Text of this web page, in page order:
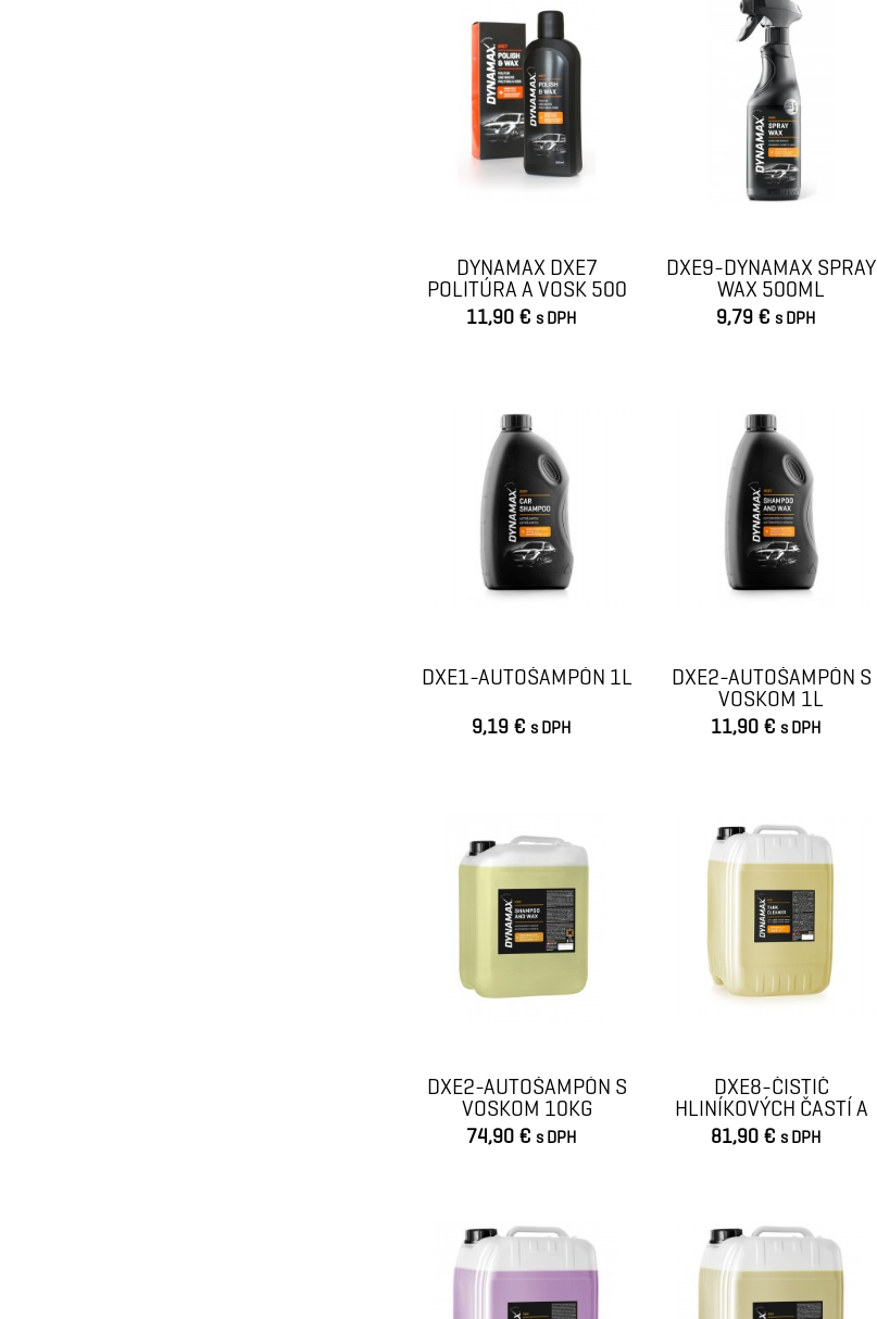
DYNAMAX DXE7
POLITÚRA A VOSK 500
ML
11,90 € s DPH
DXE9-DYNAMAX SPRAY
WAX 500ML
9,79 € s DPH
DXE1-AUTOŠAMPÓN 1L
9,19 € s DPH
DXE2-AUTOŠAMPÓN S
VOSKOM 1L
11,90 € s DPH
DXE2-AUTOŠAMPÓN S
VOSKOM 10KG
74,90 € s DPH
DXE8-ČISTIČ
HLINÍKOVÝCH ČASTÍ A
DISKOV 10KG
81,90 € s DPH